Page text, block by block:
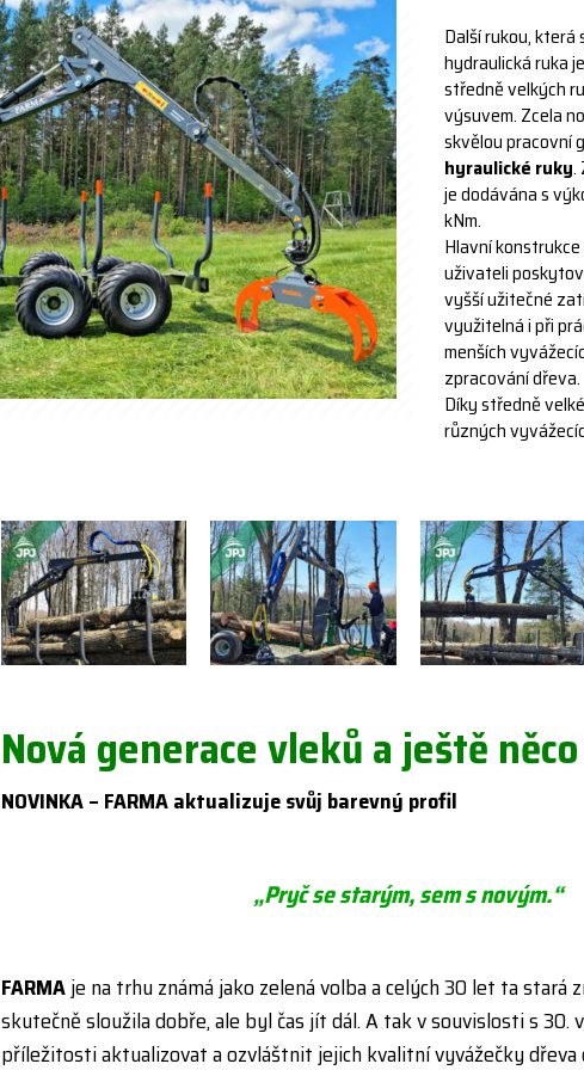
Další rukou, která
hydraulická ruka
středně velkých
výsuvem. Zcela
skvělou pracovní
hyraulické ruky.
je dodávána s
kNm.
Hlavní
uživateli
vyšší užitečné
využitelná i při
menších
zpracování dřeva.
Díky středně
různých
Nová generace vleků a ještě
NOVINKA – FARMA aktualizuje svůj barevný profil
„Pryč se starým, sem s novým.“
FARMAje na trhu známá jako zelená volba a celých 30 let ta stará
skutečně sloužila dobře, ale byl čas jít dál. A tak v souvislosti s 30.
příležitosti aktualizovat a ozvláštnit jejich kvalitní vyvážečky dřeva